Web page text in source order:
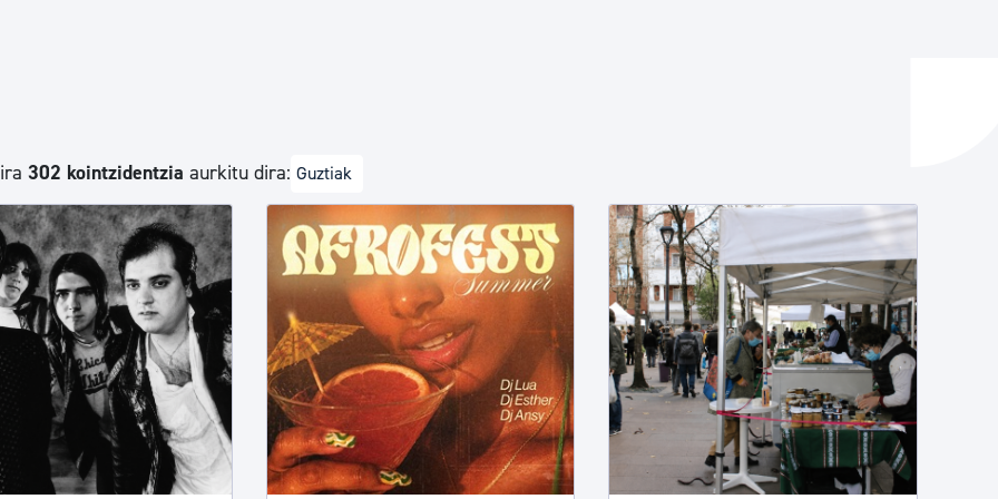
Berdintasuna, Giza Eskubideak eta bizikidetza
Kultura
Turismoa
302 kointzidentzia aurkitu dira: Guztiak